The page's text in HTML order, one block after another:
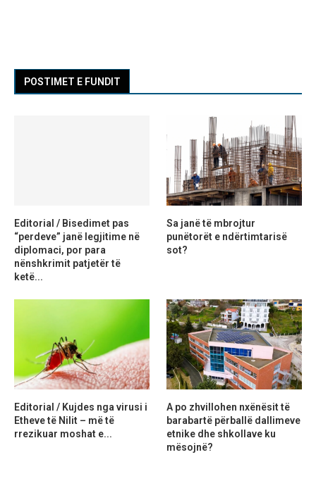
POSTIMET E FUNDIT
Editorial / Bisedimet pas
“perdeve” janë legjitime në
diplomaci, por para
nënshkrimit patjetër të
ketë...
Sa janë të mbrojtur
punëtorët e ndërtimtarisë
sot?
Editorial / Kujdes nga virusi i
Etheve të Nilit – më të
rrezikuar moshat e...
A po zhvillohen nxënësit të
barabartë përballë dallimeve
etnike dhe shkollave ku
mësojnë?